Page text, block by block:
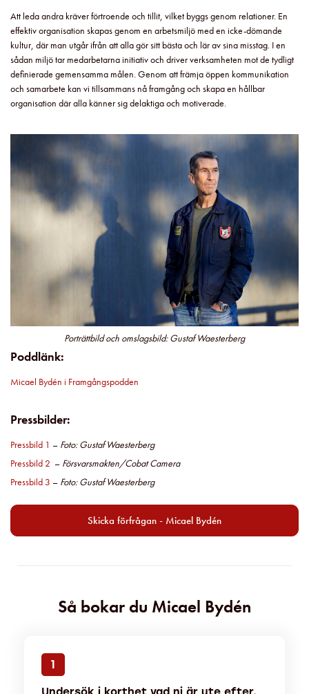
Att leda andra kräver förtroende och tillit, vilket byggs genom relationer. En
effektiv organisation skapas genom en arbetsmiljö med en icke-dömande
kultur, där man utgår ifrån att alla gör sitt bästa och lär av sina misstag. I en
sådan miljö tar medarbetarna initiativ och driver verksamheten mot de tydligt
definierade gemensamma målen. Genom att främja öppen kommunikation
och samarbete kan vi tillsammans nå framgång och skapa en hållbar
organisation där alla känner sig delaktiga och motiverade.
Porträttbild och omslagsbild: Gustaf Waesterberg
Poddlänk:
Micael Bydén i Framgångspodden
Pressbilder:
Pressbild 1 – Foto: Gustaf Waesterberg
Pressbild 2 – Försvarsmakten/Cobat Camera
Pressbild 3 – Foto: Gustaf Waesterberg
Skicka förfrågan - Micael Bydén
Så bokar du Micael Bydén
1
Undersök i korthet vad ni är ute efter.